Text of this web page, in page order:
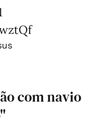
com navio